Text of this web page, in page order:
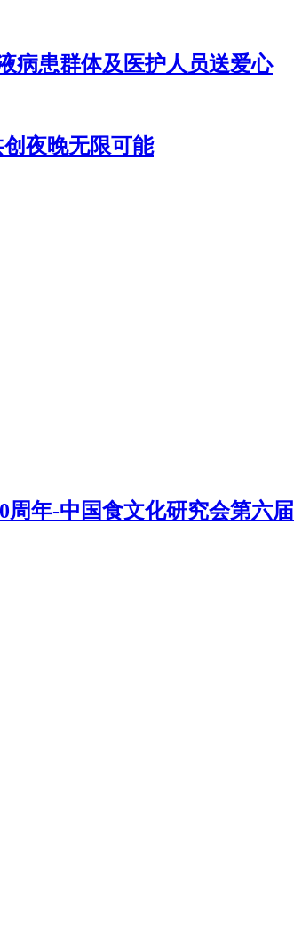
病患群体及医护人员送爱心
夜晚无限可能
周年-中国食文化研究会第六届